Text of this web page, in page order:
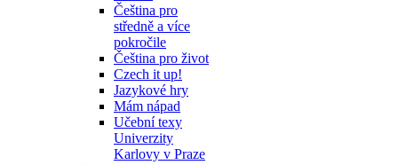
Čeština pro
středně a více
pokročile
Čeština pro život
Czech it up!
Jazykové hry
Mám nápad
Učební texy
Univerzity
Karlovy v Praze